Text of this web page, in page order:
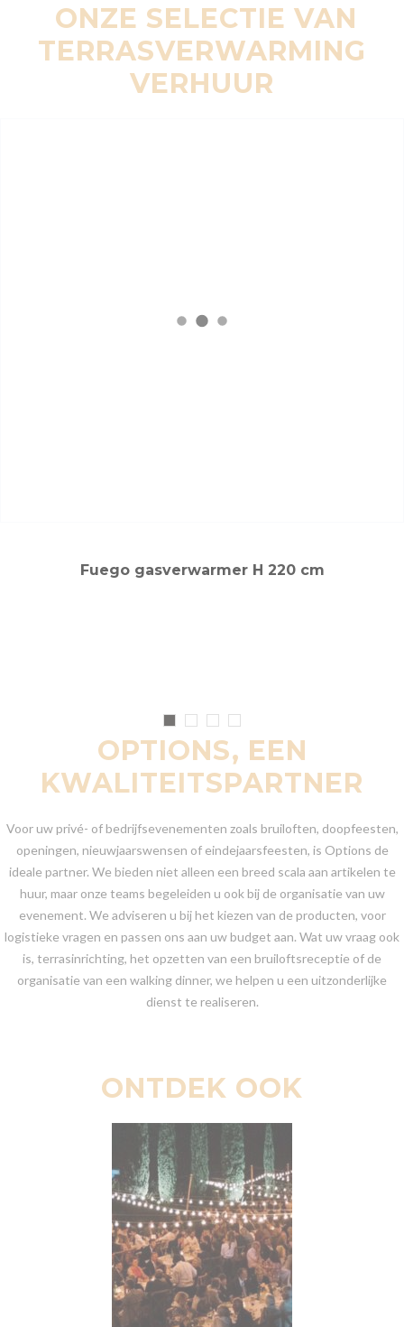
ONZE SELECTIE VAN
TERRASVERWARMING
VERHUUR
Fuego gasverwarmer H 220 cm
OPTIONS, EEN
KWALITEITSPARTNER
Voor uw privé- of bedrijfsevenementen zoals bruiloften, doopfeesten,
openingen, nieuwjaarswensen of eindejaarsfeesten, is Options de
ideale partner. We bieden niet alleen een breed scala aan artikelen te
huur, maar onze teams begeleiden u ook bij de organisatie van uw
evenement. We adviseren u bij het kiezen van de producten, voor
logistieke vragen en passen ons aan uw budget aan. Wat uw vraag ook
is, terrasinrichting, het opzetten van een bruiloftsreceptie of de
organisatie van een walking dinner, we helpen u een uitzonderlijke
dienst te realiseren.
ONTDEK OOK